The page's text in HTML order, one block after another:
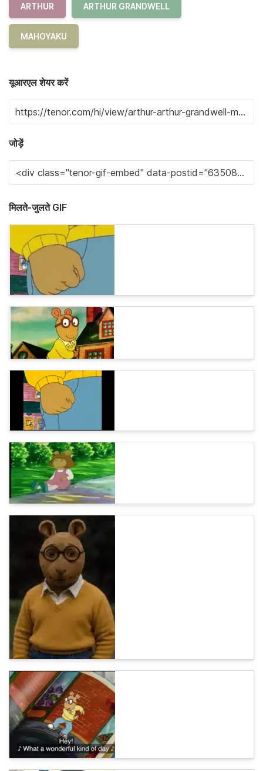
ARTHUR ARTHUR GRANDWELL
MAHOYAKU
यूआरएल शेयर करें
जोड़ें
मिलते-जुलते GIF